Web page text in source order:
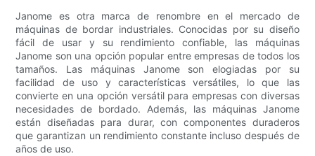
Janome es otra marca de renombre en el mercado de
máquinas de bordar industriales. Conocidas por su diseño
fácil de usar y su rendimiento confiable, las máquinas
Janome son una opción popular entre empresas de todos los
tamaños. Las máquinas Janome son elogiadas por su
facilidad de uso y características versátiles, lo que las
convierte en una opción versátil para empresas con diversas
necesidades de bordado. Además, las máquinas Janome
están diseñadas para durar, con componentes duraderos
que garantizan un rendimiento constante incluso después de
años de uso.